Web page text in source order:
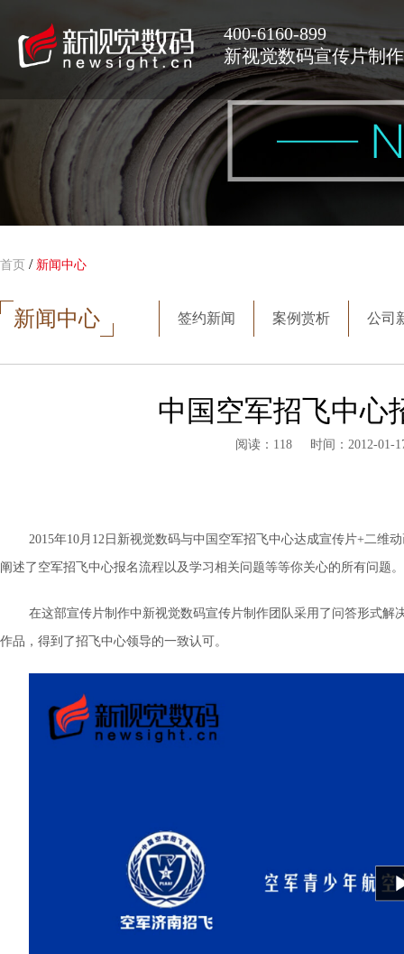
400-6160-899
新视觉数码宣传片制
首页 / 新闻中心
新闻中心 签约新闻 案例赏析 公司
中国空军招飞中心
阅读：118 时间：2012-01-
2015年10月12日新视觉数码与中国空军招飞中心达成宣传片+二维
阐述了空军招飞中心报名流程以及学习相关问题等等你关心的所有问题。
在这部宣传片制作中新视觉数码宣传片制作团队采用了问答形式
作品，得到了招飞中心领导的一致认可。